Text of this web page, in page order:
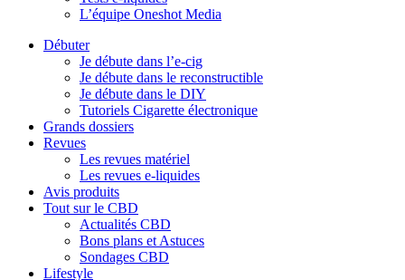
L’équipe Oneshot Media
Débuter
Je débute dans l’e-cig
Je débute dans le reconstructible
Je débute dans le DIY
Tutoriels Cigarette électronique
Grands dossiers
Revues
Les revues matériel
Les revues e-liquides
Avis produits
Tout sur le CBD
Actualités CBD
Bons plans et Astuces
Sondages CBD
Lifestyle